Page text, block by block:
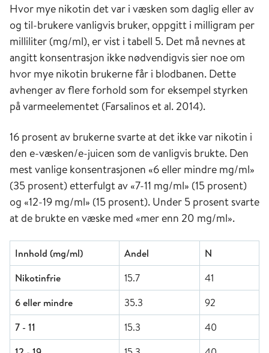
Hvor mye nikotin det var i væsken som daglig eller av
og til-brukere vanligvis bruker, oppgitt i milligram per
milliliter (mg/ml), er vist i tabell 5. Det må nevnes at
angitt konsentrasjon ikke nødvendigvis sier noe om
hvor mye nikotin brukerne får i blodbanen. Dette
avhenger av flere forhold som for eksempel styrken
på varmeelementet (Farsalinos et al. 2014).
16 prosent av brukerne svarte at det ikke var nikotin i
den e-væsken/e-juicen som de vanligvis brukte. Den
mest vanlige konsentrasjonen «6 eller mindre mg/ml»
(35 prosent) etterfulgt av «7-11 mg/ml» (15 prosent)
og «12-19 mg/ml» (15 prosent). Under 5 prosent svarte
at de brukte en væske med «mer enn 20 mg/ml».
Innhold (mg/ml) Andel
N
Nikotinfrie
15.7
41
6 eller mindre
35.3
92
7 - 11
15.3
40